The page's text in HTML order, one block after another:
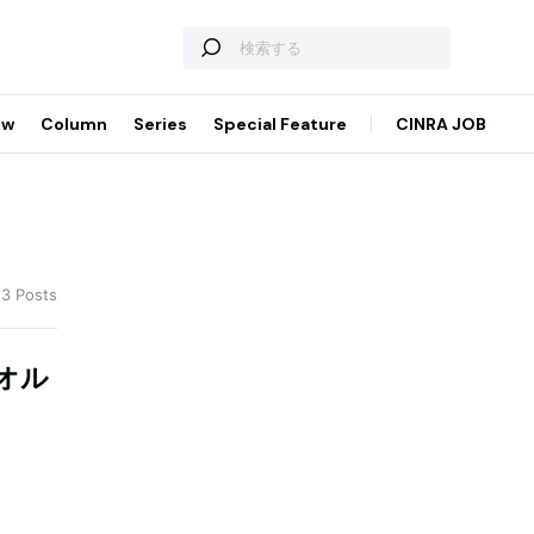
Column Series Special Feature CINRA JOB
Posts
ル